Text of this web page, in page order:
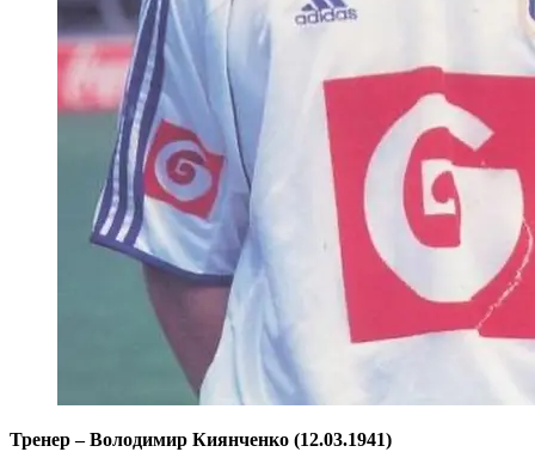
Тренер – Володимир Киянченко (12.03.1941)